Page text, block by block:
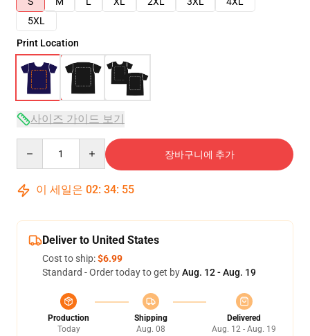
5XL
Print Location
사이즈 가이드 보기
장바구니에 추가
이 세일은 02: 34: 54
Deliver to United States
Cost to ship:$6.99
Standard - Order today to get byAug. 12 - Aug. 19
Production
Today
Shipping
Aug. 08
Delivered
Aug. 12 - Aug. 19